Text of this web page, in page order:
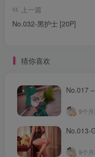
上一篇
No.032-黑护士 [20P]
猜你喜欢
No.017
9个月
No.013-
9个月